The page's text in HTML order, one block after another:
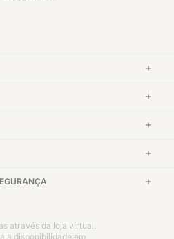
através da loja virtual.
a disponibilidade em